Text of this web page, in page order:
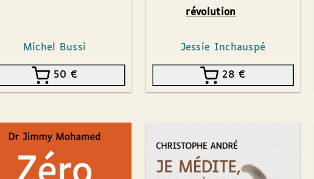
Michel Bussi
50 €
révolution
Jessie Inchauspé
28€